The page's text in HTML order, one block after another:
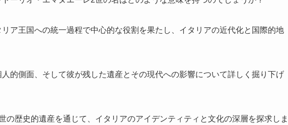
ア王国への統一過程で中心的な役割を果たし、イタリアの近代化と国際的地
的側面、そして彼が残した遺産とその現代への影響について詳しく掘り下げ
の歴史的遺産を通じて、イタリアのアイデンティティと文化の深層を探求しま